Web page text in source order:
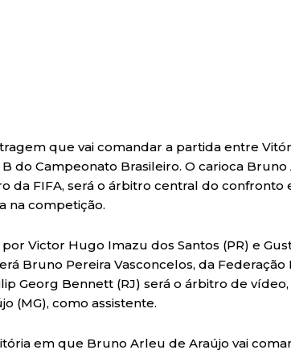
que vai comandar a partida entre
B do Campeonato Brasileiro. O carioca
da FIFA, será o árbitro central do confronto
na competição.
Victor Hugo Imazu dos Santos (PR) e
Bruno Pereira Vasconcelos, da Federação
Georg Bennett (RJ) será o árbitro de
(MG), como assistente.
em que Bruno Arleu de Araújo vai